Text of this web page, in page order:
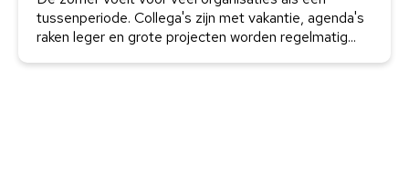
tussenperiode. Collega's zijn met vakantie, agenda's
raken leger en grote projecten worden regelmatig...